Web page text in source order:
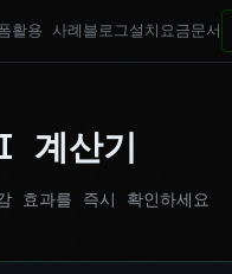
활용 사례블로그설치요금문서
계산기
효과를 즉시 확인하세요